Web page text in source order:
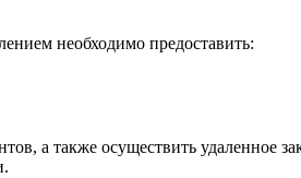
необходимо предоставить:
а также осуществить удаленное